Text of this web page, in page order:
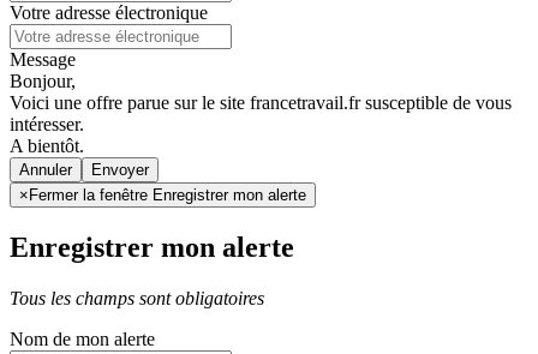
Votre adresse électronique
Message
Bonjour,
Voici une offre parue sur le site francetravail.fr susceptible de vous
intéresser.
A bientôt.
Annuler
× Fermer la fenêtre Enregistrer mon alerte
Enregistrer mon alerte
Tous les champs sont obligatoires
Nom de mon alerte